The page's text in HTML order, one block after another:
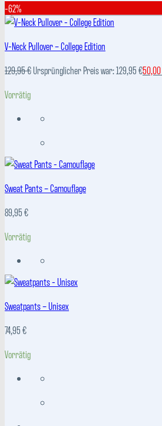
-62%
V-Neck Pullover – College Edition
129,95€Ursprünglicher Preis war: 129,95 €50,00
Vorrätig
Sweat Pants – Camouflage
89,95€
Vorrätig
Sweatpants – Unisex
74,95€
Vorrätig